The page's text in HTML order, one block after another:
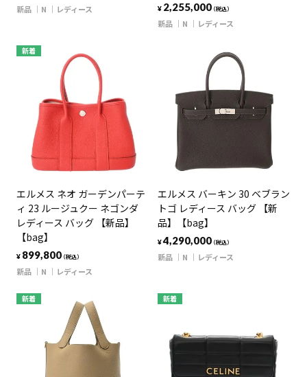
新品 N レディース ¥ 2,255,000（税込）
新品 N レディース
新着
エルメス ネオ ガーデンパーテ
ィ 23 ルージュクー ネゴンダ
レディース バッグ 【新品】
【bag】
¥ 899,800（税込）
新品 N レディース
エルメス バーキン 30 ベブラン
トゴ レディース バッグ 【新
品】【bag】
¥4,290,000（税込）
新品 N レディース
新着 新着